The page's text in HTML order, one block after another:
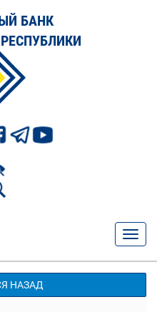
БАНК
НАЗАД